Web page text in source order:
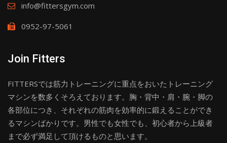
info@fittersgym.com
0952-97-5061
Join Fitters
FITTERSでは筋力トレーニングに重点をおいたトレーニング
マシンを数多くそろえております。胸・背中・肩・腕・脚の
各部位につき、それぞれの筋肉を効率的に鍛えることができ
るマシンばかりです。男性でも女性でも、初心者から上級者
まで必ず満足して頂けるものと思います。